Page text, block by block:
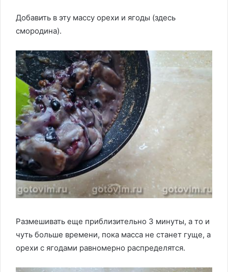
Добавить в эту массу орехи и ягоды (здесь
смородина).
Размешивать еще приблизительно 3 минуты, а то и
чуть больше времени, пока масса не станет гуще, а
орехи с ягодами равномерно распределятся.